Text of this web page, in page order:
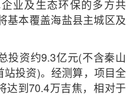
业及生态环保的多方共
基本覆盖海盐县主城区及
投资约9.3亿元(不含秦山
站投资)。经测算，项目全
达到70.4万吉焦，相对于